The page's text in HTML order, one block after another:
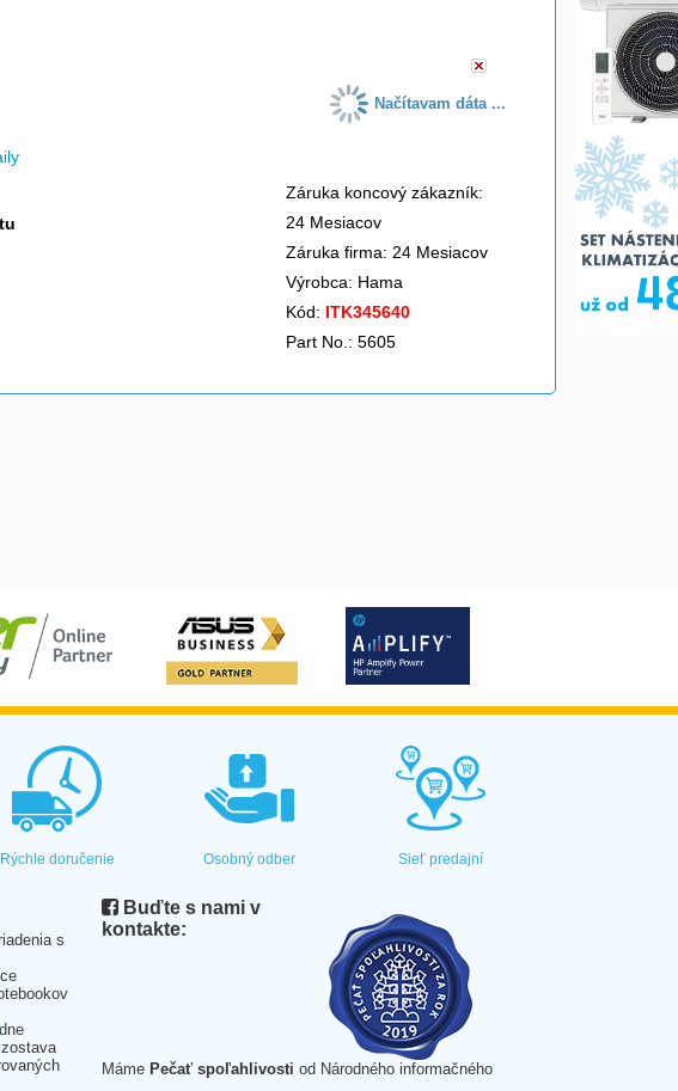
Načítavam dáta ...
Záruka koncový zákazník:
24 Mesiacov
Záruka firma: 24 Mesiacov
Výrobca: Hama
Kód: ITK345640
Part No.: 5605
Rýchle doručenie Osobný odber Sieť predajní
s
Buďte s nami v
kontakte:
Máme Pečať spoľahlivosti od Národného informačného